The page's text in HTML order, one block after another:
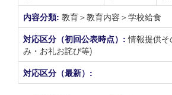
内容分類: 教育＞教育内容＞学校給食
対応区分（初回公表時点）:情報提供
み・お礼お詫び等)
対応区分（最新）: